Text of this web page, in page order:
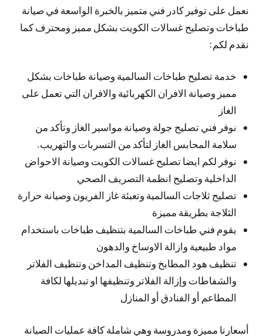
نعمل على توفير كادر فني متميز بالخبرة الواسعة في صيانة
طباخات وتصليح غسالات الكويت بشكل مميز ومحترف كما
نقدم لكم:
خدمة تصليح طباخات السالمية وصيانة طباخات بشكل
مميز وصيانة الافران الكهربائية والافران التي تعمل على
الغاز
نوفر فني تصليح جولة وصيانة مواسير الغاز وتأكد من
سلامة المحابس الغاز لتأكد من التسربات والتهريب.
نوفر لكم ايضا تصليح غسالات الكويت وصيانة الاحواض
الداخلية وتصليح انظمة التصريف الصحي
تصليح ثلاجات السالمية وتعبئة غاز الفريون وصيانة حرارة
الثلاجة بطريقة مميزة
يقوم فني طباخات السالمية بتنظيف طباخات باستخدام
مواد طبيعية وازالة الاوساخ والدهون
تنظيف هود المطابخ وتنظيف المداخن وتنظيف الفلاتر
والشفاطات وإزالة الفلاتر وتنظيفها او تبديلها لكافة
المطاعم أو الفنادق أو المنازل
أسعارنا مميزة ومدروسة وهي شاملة كافة عمليات الصيانة